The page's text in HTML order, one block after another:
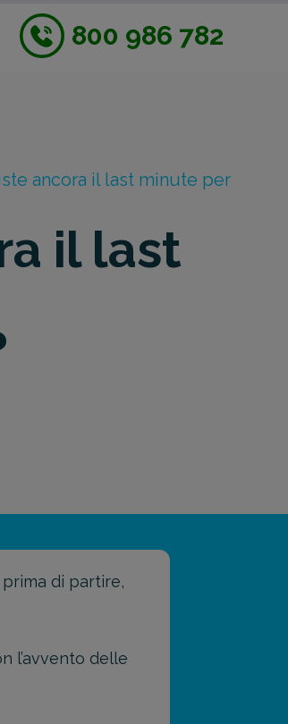
800 986 782
ancora il last minute per
il last
di partire,
l’avvento delle